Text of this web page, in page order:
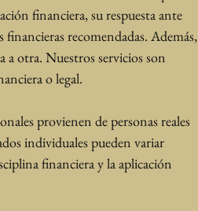
financiera, su respuesta ante
recomendadas. Además,
a otra. Nuestros servicios son
o legal.
provienen de personas reales
individuales pueden variar
financiera y la aplicación